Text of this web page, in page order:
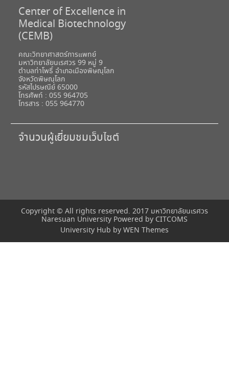
Center of Excellence in
Medical Biotechnology
(CEMB)
คณะวิทยาศาสตร์การแพทย์
มหาวิทยาลัยนเรศวร 99 หมู่ 9
ตำบลท่าโพธิ์ อำเภอเมืองพิษณุโลก
จังหวัดพิษณุโลก
รหัสไปรษณีย์ 65000
โทรศัพท์ : 055 964705
โทรสาร : 055 964770
จำนวนผู้เยี่ยมชมเว็บไซต์
Copyright © All rights reserved. 2017 มหาวิทยาลัยนเรศวร
Naresuan University Powered by CITCOMS
University Hub by WEN Themes